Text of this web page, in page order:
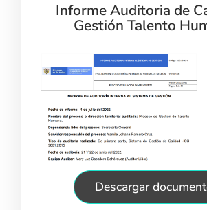
Informe Auditoria de
Gestión Talento
Descargar